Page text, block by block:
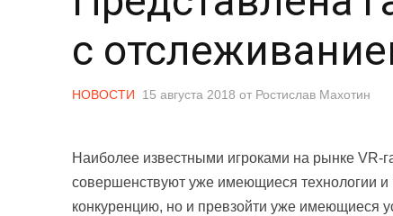
с
НОВОСТИ 15 августа 2018 от Ростислав Махотин
Наиболее известными игроками на рынке VR-
совершенствуют уже имеющиеся технологии и
конкуренцию, но и превзойти уже имеющиеся